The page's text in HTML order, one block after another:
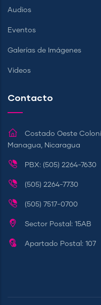
Audios
Eventos
Galerías de Imágenes
Videos
Contacto
Costado Oeste
Managua, Nicaragua
PBX: (505) 2264-7630
(505) 2264-7730
(505) 7517-0700
Sector Postal: 15AB
Apartado Postal: 107